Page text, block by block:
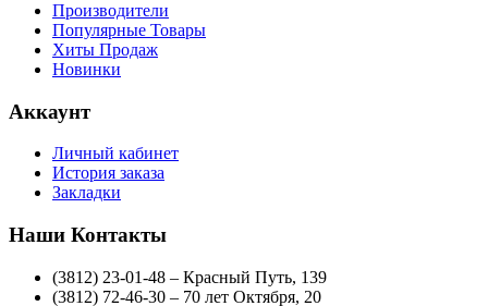
Производители
Популярные Товары
Хиты Продаж
Новинки
Аккаунт
Личный кабинет
История заказа
Закладки
Наши Контакты
(3812) 23-01-48 – Красный Путь, 139
(3812) 72-46-30 – 70 лет Октября, 20